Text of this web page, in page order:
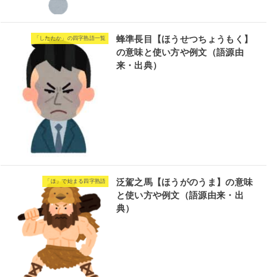
「したたか」の四字熟語一覧
蜂準長目【ほうせつちょうもく】
の意味と使い方や例文（語源由
来・出典）
「ほ」で始まる四字熟語
泛駕之馬【ほうがのうま】の意味
と使い方や例文（語源由来・出
典）